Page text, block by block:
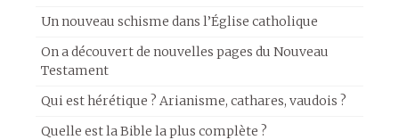
Un nouveau schisme dans l’Église catholique
On a découvert de nouvelles pages du Nouveau
Testament
Qui est hérétique ? Arianisme, cathares, vaudois ?
Quelle est la Bible la plus complète ?